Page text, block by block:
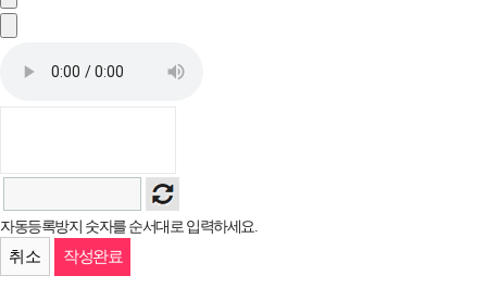
자동등록방지 숫자를 순서대로 입력하세요.
취소